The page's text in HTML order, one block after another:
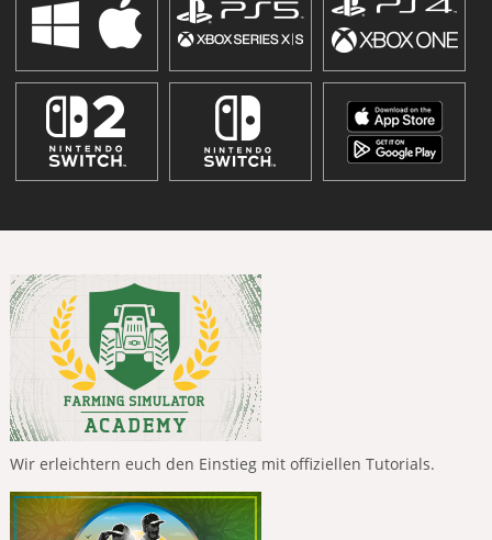
Wir erleichtern euch den Einstieg mit offiziellen Tutorials.